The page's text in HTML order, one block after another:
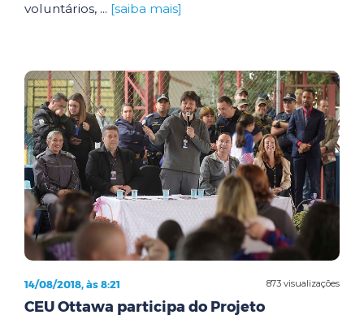
voluntários, ... [saiba mais]
873 visualizações
14/08/2018, às 8:21
CEU Ottawa participa do Projeto